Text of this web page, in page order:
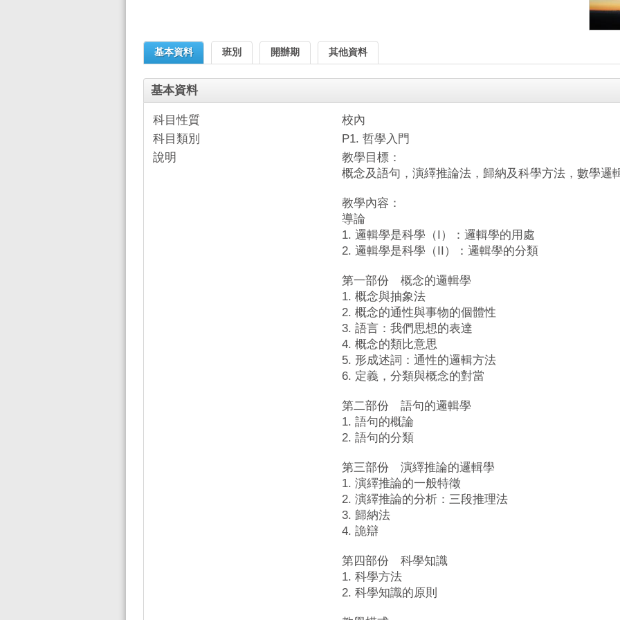
基本資料 班別 開辦期 其他資料
基本資料
科目性質
校內
科目類別
P1. 哲學入門
說明
教學目標：
概念及語句，演繹推論法，歸納及科學方法，數學邏
教學內容：
導論
1. 邏輯學是科學（I）：邏輯學的用處
2. 邏輯學是科學（II）：邏輯學的分類
第一部份 概念的邏輯學
1. 概念與抽象法
2. 概念的通性與事物的個體性
3. 語言：我們思想的表達
4. 概念的類比意思
5. 形成述詞：通性的邏輯方法
6. 定義，分類與概念的對當
第二部份 語句的邏輯學
1. 語句的概論
2. 語句的分類
第三部份 演繹推論的邏輯學
1. 演繹推論的一般特徵
2. 演繹推論的分析：三段推理法
3. 歸納法
4. 詭辯
第四部份 科學知識
1. 科學方法
2. 科學知識的原則